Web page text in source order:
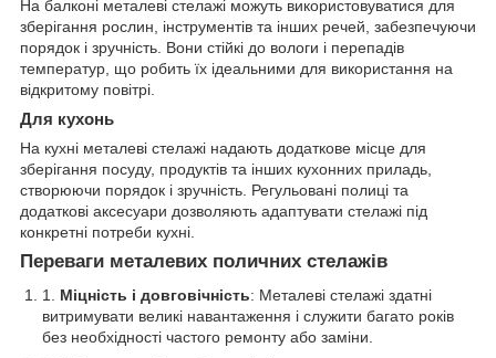
На балконі металеві стелажі можуть використовуватися для
зберігання рослин, інструментів та інших речей, забезпечуючи
порядок і зручність. Вони стійкі до вологи і перепадів
температур, що робить їх ідеальними для використання на
відкритому повітрі.
Для кухонь
На кухні металеві стелажі надають додаткове місце для
зберігання посуду, продуктів та інших кухонних приладь,
створюючи порядок і зручність. Регульовані полиці та
додаткові аксесуари дозволяють адаптувати стелажі під
конкретні потреби кухні.
Переваги металевих поличних стелажів
Міцність і довговічність: Металеві стелажі здатні
витримувати великі навантаження і служити багато років
без необхідності частого ремонту або заміни.